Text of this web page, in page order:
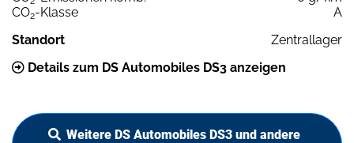
CO2-Klasse
A
Standort
Zentrallager
Details zum DS Automobiles DS3 anzeigen
Weitere DS Automobiles DS3 und andere